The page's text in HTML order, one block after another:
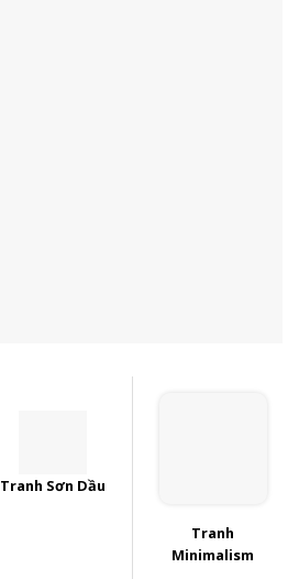
Tranh Sơn Dầu
Tranh
Minimalism